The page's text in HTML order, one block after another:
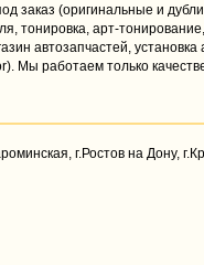
заказ (оригинальные и
тонировка, арт-
автозапчастей, установка
Мы работаем только
г.Ростов на Дону,